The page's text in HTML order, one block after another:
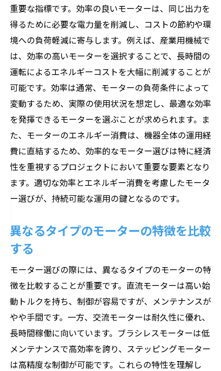
特性を理解した上での選定の重要性
異なる特性を持つモーターの使い分け
特性分析による適切な選び方
特性を活かすための設計と選定
特性に基づくカスタマイズのポイント
特性を考慮した長期的な選び方
ニーズに応じたモーター選びの極意を解説
個別ニーズに応じた最適な選定方法
ニーズ分析と選び方の連携の重要性
顧客の要望を満たす選定プロセス
ニーズ変化に対応する選定の柔軟性
選び方の最適化による顧客満足度向上
プロジェクト成功に寄与する選定基準
重要な指標です。効率の良いモーターは、同じ出力を
得るために必要な電力量を削減し、コストの節約や環
境への負荷軽減に寄与します。例えば、産業用機械で
は、効率の高いモーターを選択することで、長時間の
運転によるエネルギーコストを大幅に削減することが
可能です。効率は通常、モーターの負荷条件によって
変動するため、実際の使用状況を想定し、最適な効率
を発揮できるモーターを選ぶことが求められます。ま
た、モーターのエネルギー消費は、機器全体の運用経
費に直結するため、効率的なモーター選びは特に経済
性を重視するプロジェクトにおいて重要な要素となり
ます。適切な効率とエネルギー消費を考慮したモータ
ー選びが、持続可能な運用の鍵となるのです。
異なるタイプのモーターの特徴を比較
する
モーター選びの際には、異なるタイプのモーターの特
徴を比較することが重要です。直流モーターは高い始
動トルクを持ち、制御が容易ですが、メンテナンスが
やや手間です。一方、交流モーターは耐久性に優れ、
長時間稼働に向いています。ブラシレスモーターは低
メンテナンスで高効率を誇り、ステッピングモーター
は高精度な制御が可能です。これらの特性を理解し